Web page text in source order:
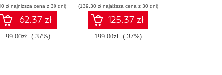
zł najniższa cena z 30 dni)
62.37 zł
99.00zł (-37%)
konstruowanie
inteligentnych
systemów
(139,30 zł najniższa cena z 30 dni)
125.37 zł
199.00zł (-37%)